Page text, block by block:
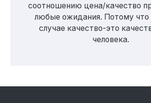
соотношению цена/качество
любые ожидания. Потому что
случае качество-это
человека.